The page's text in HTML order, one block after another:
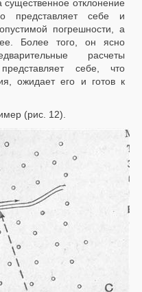
отклонение
представляет себе и
погрешности, а
ее. Более того, он ясно
расчеты
себе, что
ожидает его и готов к
(рис. 12).